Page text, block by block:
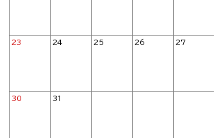
23 24 25 26 27
30 31